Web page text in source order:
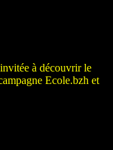
à découvrir le
Ecole.bzh et